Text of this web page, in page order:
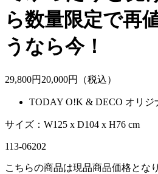
ら数量限定で再
うなら今！
29,800円 20,000円（税込）
TODAY O!K & DECO オリジ
サイズ：W125 x D104 x H76 cm
113-06202
こちらの商品は現品商品価格とな